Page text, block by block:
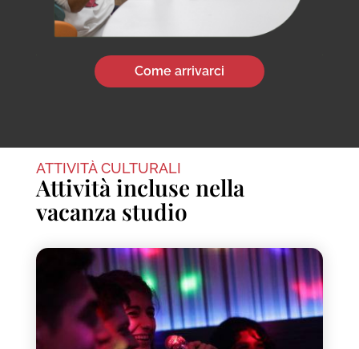
Come arrivarci
ATTIVITÀ CULTURALI
Attività incluse nella
vacanza studio